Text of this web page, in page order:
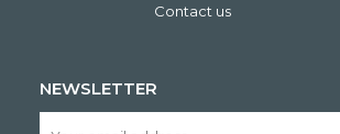
Contact us
NEWSLETTER